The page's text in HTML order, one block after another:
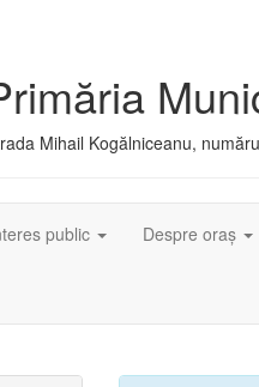
Mihail Kogălniceanu,
public Despre oraș